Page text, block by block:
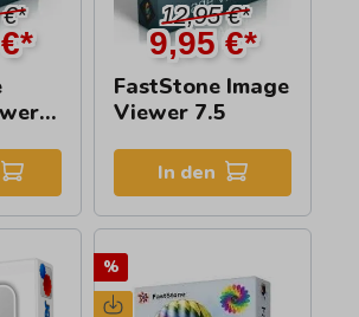
FastStone Image
Viewer 7.5
9,95 €*
12,95 €*
In den
%